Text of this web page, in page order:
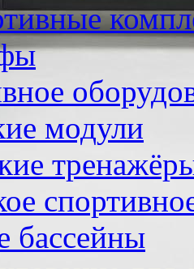
модули
бассейны